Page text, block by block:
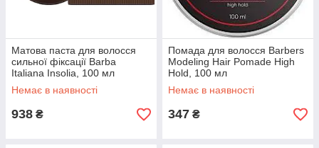
Матова паста для волосся
сильної фіксації Barba
Italiana Insolia, 100 мл
(767787907570)
Немає в наявності
938 ₴
Помада для волосся Barbers
Modeling Hair Pomade High
Hold, 100 мл
(4823109403079)
Немає в наявності
347 ₴